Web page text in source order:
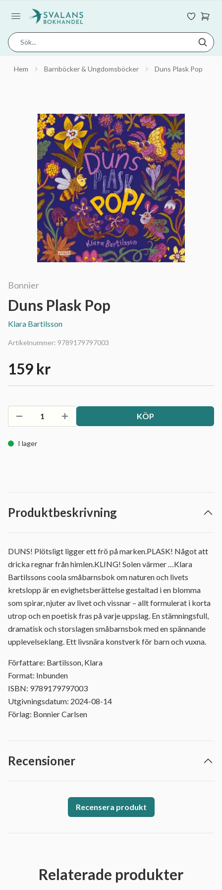
Hem Barnböcker & Ungdomsböcker Duns Plask Pop
Bonnier
Duns Plask Pop
Klara Bartilsson
Artikelnummer: 9789179797003
159 kr
KÖP
I lager
Produktbeskrivning
DUNS! Plötsligt ligger ett frö på marken.PLASK! Något att
dricka regnar från himlen.KLING! Solen värmer …Klara
Bartilssons coola småbarnsbok om naturen och livets
kretslopp är en evighetsberättelse gestaltad i en blomma
som spirar, njuter av livet och vissnar – allt formulerat i korta
utrop och en poetisk fras på varje uppslag. En stämningsfull,
dramatisk och storslagen småbarnsbok med en spännande
upplevelseklang. Ett livsnära konstverk för barn och vuxna.
Författare: Bartilsson, Klara
Format: Inbunden
ISBN: 9789179797003
Utgivningsdatum: 2024-08-14
Förlag: Bonnier Carlsen
Recensioner
Recensera produkt
Relaterade produkter